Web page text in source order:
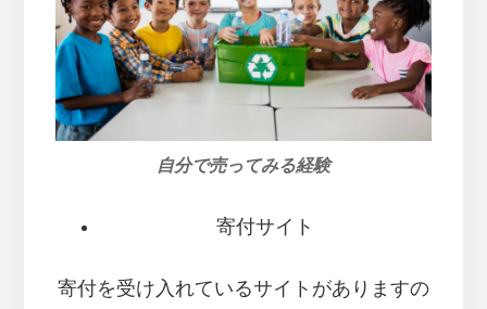
自分で売ってみる経験
寄付サイト
寄付を受け入れているサイトがありますの